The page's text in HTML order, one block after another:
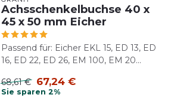
Achsschenkelbuchse 40 x
45 x 50 mm Eicher
Passend für: Eicher EKL 15, ED 13, ED
16, ED 22, ED 26, EM 100, EM 20...
68,61 € 67,24 €
Sie sparen 2%